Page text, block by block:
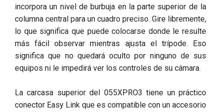
incorpora un nivel de burbuja en la parte superior de la
columna central para un cuadro preciso. Gire libremente,
lo que significa que puede colocarse donde le resulte
más fácil observar mientras ajusta el trípode. Eso
significa que no quedará oculto por ninguno de sus
equipos ni le impedirá ver los controles de su cámara.
La carcasa superior del 055XPRO3 tiene un práctico
conector Easy Link que es compatible con un accesorio